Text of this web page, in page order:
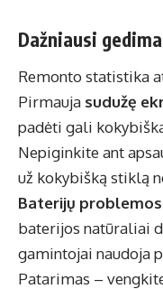
Dažniausi
Remonto statistika
Pirmauja sudužę
padėti gali
Nepiginkite ant
už kokybišką stiklą
Baterijų problemos
baterijos natūraliai
gamintojai naudoja
Patarimas –